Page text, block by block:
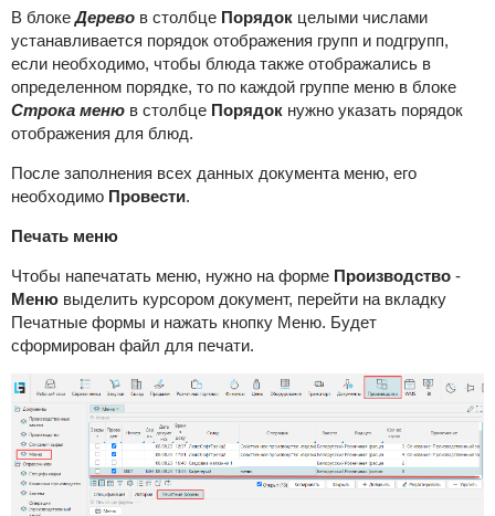
В блокеДерево в столбце Порядок целыми числами
устанавливается порядок отображения групп и подгрупп,
если необходимо, чтобы блюда также отображались в
определенном порядке, то по каждой группе меню в блоке
Строка меню в столбце Порядок нужно указать порядок
отображения для блюд.
После заполнения всех данных документа меню, его
необходимо Провести.
Печать меню
Чтобы напечатать меню, нужно на форме Производство -
Меню выделить курсором документ, перейти на вкладку
Печатные формы и нажать кнопку Меню. Будет
сформирован файл для печати.